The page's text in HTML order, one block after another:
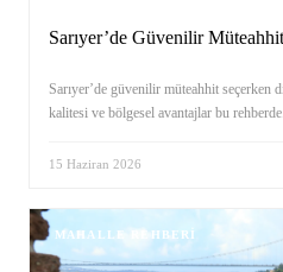
Sarıyer’de Güvenilir
Sarıyer’de güvenilir müteahhit seçerken
kalitesi ve bölgesel avantajlar bu rehberde.
15 Haziran 2026
MAHALLE REHBERI